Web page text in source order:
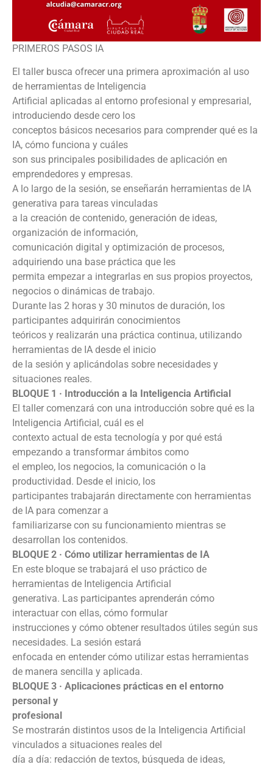
PRIMEROS PASOS IA
El taller busca ofrecer una primera aproximación al uso
de herramientas de Inteligencia
Artificial aplicadas al entorno profesional y empresarial,
introduciendo desde cero los
conceptos básicos necesarios para comprender qué es la
IA, cómo funciona y cuáles
son sus principales posibilidades de aplicación en
emprendedores y empresas.
A lo largo de la sesión, se enseñarán herramientas de IA
generativa para tareas vinculadas
a la creación de contenido, generación de ideas,
organización de información,
comunicación digital y optimización de procesos,
adquiriendo una base práctica que les
permita empezar a integrarlas en sus propios proyectos,
negocios o dinámicas de trabajo.
Durante las 2 horas y 30 minutos de duración, los
participantes adquirirán conocimientos
teóricos y realizarán una práctica continua, utilizando
herramientas de IA desde el inicio
de la sesión y aplicándolas sobre necesidades y
situaciones reales.
BLOQUE 1 · Introducción a la Inteligencia Artificial
El taller comenzará con una introducción sobre qué es la
Inteligencia Artificial, cuál es el
contexto actual de esta tecnología y por qué está
empezando a transformar ámbitos como
el empleo, los negocios, la comunicación o la
productividad. Desde el inicio, los
participantes trabajarán directamente con herramientas
de IA para comenzar a
familiarizarse con su funcionamiento mientras se
desarrollan los contenidos.
BLOQUE 2 · Cómo utilizar herramientas de IA
En este bloque se trabajará el uso práctico de
herramientas de Inteligencia Artificial
generativa. Las participantes aprenderán cómo
interactuar con ellas, cómo formular
instrucciones y cómo obtener resultados útiles según sus
necesidades. La sesión estará
enfocada en entender cómo utilizar estas herramientas
de manera sencilla y aplicada.
BLOQUE 3 · Aplicaciones prácticas en el entorno
personal y
profesional
Se mostrarán distintos usos de la Inteligencia Artificial
vinculados a situaciones reales del
día a día: redacción de textos, búsqueda de ideas,